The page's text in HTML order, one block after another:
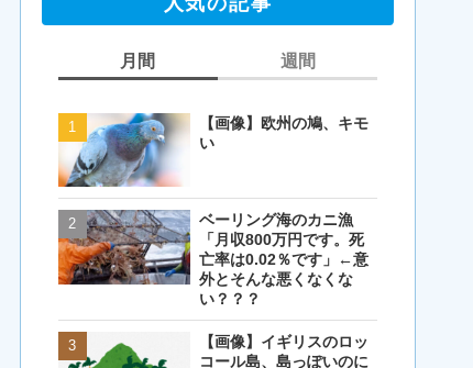
月間
【画像】欧州の鳩、キモ
い
ベーリング海のカニ漁
「月収800万円です。死
亡率は0.02％です」←意
外とそんな悪くなくな
い？？？
【画像】イギリスのロッ
コール島、島っぽいのに
週間
【画像】欧州の鳩、キモ
【閲覧注意・画像】毛を
剃ったコアラが怖すぎる
とワイ(35歳無職)の中で
話題に
【画像】イギリスのロッ
コール島、島っぽいのに
岩扱い